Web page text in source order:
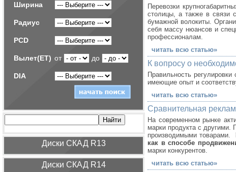
Ширина
Радиус
PCD
Вылет(ET) от до
DIA
Диcки СКАД R13
Диcки СКАД R14
Перевозки
столицы, а также в связи
бумажной волокиты.
себя массу нюансов и
профессионалам.
читать всю статью»
К вопросу о
Правильность
имеющие опыт и
читать всю статью»
Сравнительная
На современном рынке
марки продукта с другими.
производимыми товарами.
как в способе
марки конкурентов.
читать всю статью»